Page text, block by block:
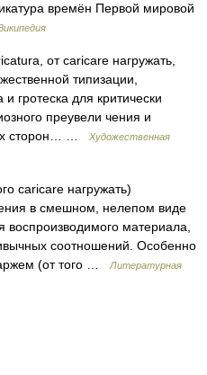
времён Первой мировой
от caricare нагружать,
типизации,
гротеска для критически
преувели чения и
сторон… …
Художественная
caricare нагружать)
в смешном, нелепом виде
материала,
соотношений. Особенно
(от того …
Литературная